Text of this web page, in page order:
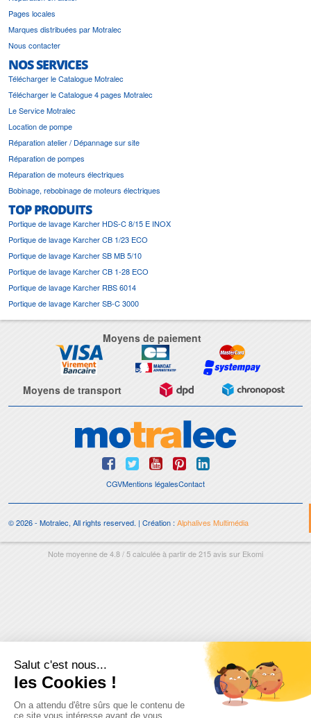
Pages locales
Marques distribuées par Motralec
Nous contacter
NOS SERVICES
Télécharger le Catalogue Motralec
Télécharger le Catalogue 4 pages Motralec
Le Service Motralec
Location de pompe
Réparation atelier / Dépannage sur site
Réparation de pompes
Réparation de moteurs électriques
Bobinage, rebobinage de moteurs électriques
TOP PRODUITS
Portique de lavage Karcher HDS-C 8/15 E INOX
Portique de lavage Karcher CB 1/23 ECO
Portique de lavage Karcher SB MB 5/10
Portique de lavage Karcher CB 1-28 ECO
Portique de lavage Karcher RBS 6014
Portique de lavage Karcher SB-C 3000
Moyens de paiement
Moyens de transport
CGVMentions légalesContact
© 2026 - Motralec, All rights reserved. | Création :Alphalives Multimédia
Note moyenne de4.8/5calculée à partir de215avis sur Ekomi